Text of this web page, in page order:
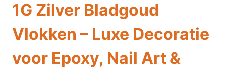
1G Zilver Bladgoud
Vlokken – Luxe Decoratie
voor Epoxy, Nail Art &